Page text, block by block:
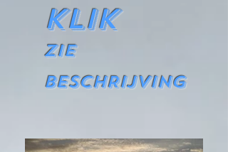
Klik
ZIE
BESCHRIJVING